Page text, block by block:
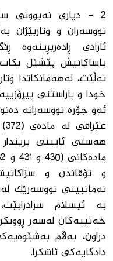
2 - دیاری نەبوونی
نووسەران و
ئازادی
یاساکانیش پێشێل
نەڵێت، لەهەمانکاتدا
خودا و پاراستنی
ئەو جۆرە نووسەرانە
هەستی ئایینی
و تۆقاندن و
نەمانبینی نووسەرێک
بە ئیسلام
خەتیبەکان لەسەر
دراون، بەڵام
دادگایەکی ئاشکرا.